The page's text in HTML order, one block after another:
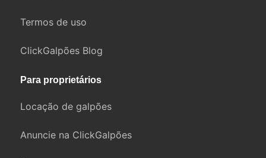
Termos de uso
ClickGalpões Blog
Para proprietários
Locação de galpões
Anuncie na ClickGalpões